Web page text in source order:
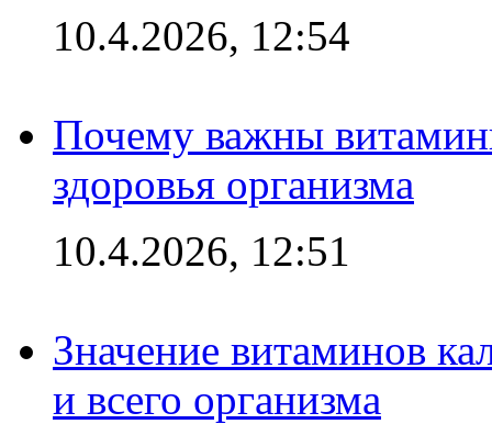
10.4.2026, 12:54
Почему важны
здоровья организма
10.4.2026, 12:51
Значение витаминов
и всего организма